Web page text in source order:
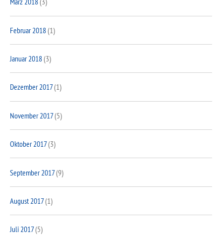
Februar 2018(1)
Januar 2018(3)
Dezember 2017(1)
November 2017(5)
Oktober 2017(3)
September 2017(9)
August 2017(1)
Juli 2017(5)